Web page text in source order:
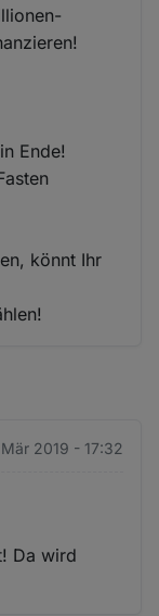
Ende!
könnt Ihr
Mär 2019 - 17:32
Da wird